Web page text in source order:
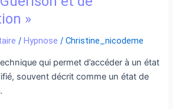
»
/Hypnose /Christine_nicodeme
qui permet d’accéder à un état
souvent décrit comme un état de